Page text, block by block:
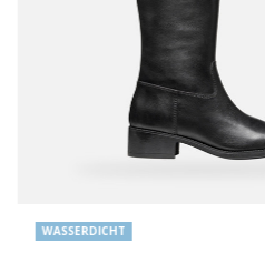
WASSERDICHT